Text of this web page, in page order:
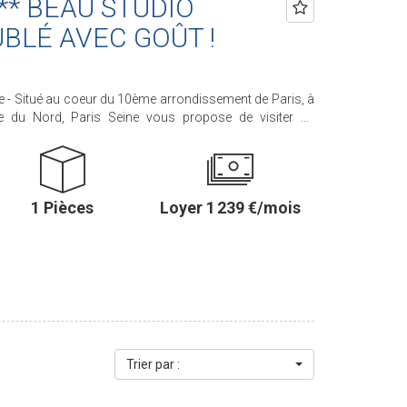
BEAU STUDIO
AVEC GOÛT !
- Situé au coeur du 10ème arrondissement de Paris, à
du Nord, Paris Seine vous propose de visiter ce
compose d'une cuisine aménagée et entièrement
lumineux avec coin nuit séparé, ainsi qu'une salle d'eau
1 Pièces Loyer 1 239 €/mois
Trier par :